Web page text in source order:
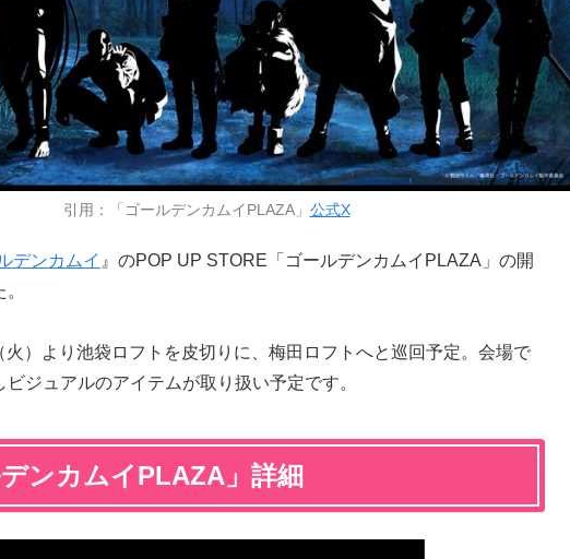
引用：「ゴールデンカムイPLAZA」 公式X
デンカムイ 』のPOP UP STORE「ゴールデンカムイPLAZA」の開
火）より池袋ロフトを皮切りに、梅田ロフトへと巡回予定。会場で
ジュアルのアイテムが取り扱い予定です。
デンカムイPLAZA」詳細